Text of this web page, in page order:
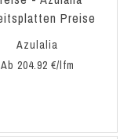
Azulalia
Ab 204.92 €/lfm